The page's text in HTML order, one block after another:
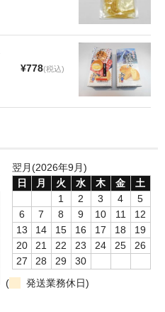
¥778(税込)
翌月(2026年9月)
日
月 火 水 木 金
土
1
2 3 4
5
6
7 8 9 10 11
12
13
14 15 16 17 18
19
20
21 22 23 24 25
26
27
28 29
30
(
発送業務休日)